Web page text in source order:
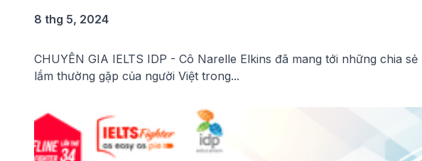
8 thg 5, 2024
CHUYÊN GIA IELTS IDP - Cô Narelle Elkins đã mang tới những chia
lầm thường gặp của người Việt trong...